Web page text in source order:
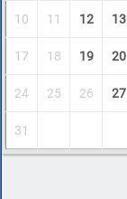
10 11 12 13
17 18 19 20
24 25 26 27
31